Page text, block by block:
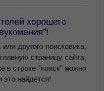
хорошего
другого поисковика,
страницу сайта,
в строке "поиск" можно
это найдется!